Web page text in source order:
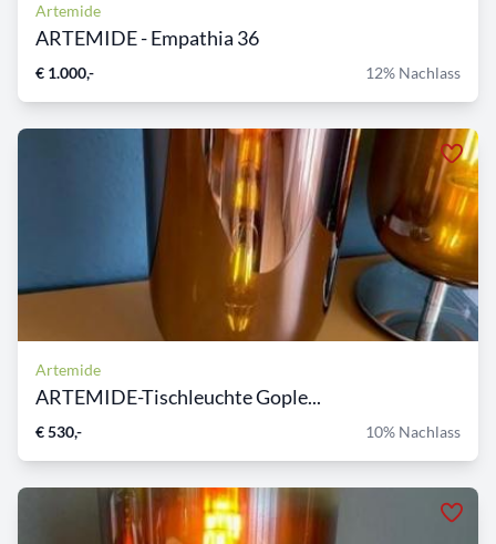
Artemide
ARTEMIDE - Empathia 36
€ 1.000,- 12% Nachlass
Artemide
ARTEMIDE-Tischleuchte Gople...
€ 530,- 10% Nachlass